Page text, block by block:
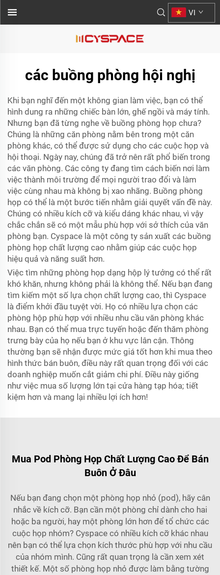
VI
các buồng phòng hội nghị
Khi bạn nghĩ đến một không gian làm việc, bạn có thể
hình dung ra những chiếc bàn lớn, ghế ngồi và máy tính.
Nhưng bạn đã từng nghe về buồng phòng họp chưa?
Chúng là những căn phòng nằm bên trong một căn
phòng khác, có thể được sử dụng cho các cuộc họp và
hội thoại. Ngày nay, chúng đã trở nên rất phổ biến trong
các văn phòng. Các công ty đang tìm cách biến nơi làm
việc thành môi trường để mọi người trao đổi và làm
việc cùng nhau mà không bị xao nhãng. Buồng phòng
họp có thể là một bước tiến nhằm giải quyết vấn đề này.
Chúng có nhiều kích cỡ và kiểu dáng khác nhau, vì vậy
chắc chắn sẽ có một mẫu phù hợp với sở thích của văn
phòng bạn. Cyspace là một công ty sản xuất các buồng
phòng họp chất lượng cao nhằm giúp các cuộc họp
hiệu quả và năng suất hơn.
Việc tìm những phòng họp dạng hộp lý tưởng có thể rất
khó khăn, nhưng không phải là không thể. Nếu bạn đang
tìm kiếm một số lựa chọn chất lượng cao, thì Cyspace
là điểm khởi đầu tuyệt vời. Họ có nhiều lựa chọn các
phòng hộp phù hợp với nhiều nhu cầu văn phòng khác
nhau. Bạn có thể mua trực tuyến hoặc đến thăm phòng
trưng bày của họ nếu bạn ở khu vực lân cận. Thông
thường bạn sẽ nhận được mức giá tốt hơn khi mua theo
hình thức bán buôn, điều này rất quan trọng đối với các
doanh nghiệp muốn cắt giảm chi phí. Điều này giống
như việc mua số lượng lớn tại cửa hàng tạp hóa; tiết
kiệm hơn và mang lại nhiều lợi ích hơn!
Mua Pod Phòng Họp Chất Lượng Cao Để Bán
Buôn Ở Đâu
Nếu bạn đang chọn một phòng họp nhỏ (pod), hãy cân
nhắc về kích cỡ. Bạn cần một phòng chỉ dành cho hai
hoặc ba người, hay một phòng lớn hơn để tổ chức các
cuộc họp nhóm? Cyspace có nhiều kích cỡ khác nhau
nên bạn có thể lựa chọn kích thước phù hợp với nhu cầu
của nhóm mình. Cũng rất quan trọng là cần xem xét
thiết kế. Một số phòng họp nhỏ được làm bằng tường